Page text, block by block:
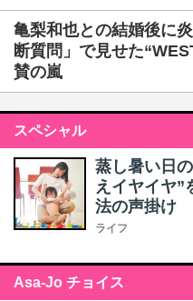
亀梨和也との結婚後に
断質問」で見せた
賛の嵐
スペシャル
蒸し暑い日
えイヤイヤ”
法の声掛け
ライフ
Asa-Jo チョイス